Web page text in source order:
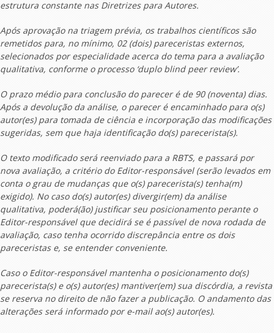
estrutura constante nas Diretrizes para Autores.
Após aprovação na triagem prévia, os trabalhos científicos são
remetidos para, no mínimo, 02 (dois) pareceristas externos,
selecionados por especialidade acerca do tema para a avaliação
qualitativa, conforme o processo ‘duplo blind peer review’.
O prazo médio para conclusão do parecer é de 90 (noventa) dias.
Após a devolução da análise, o parecer é encaminhado para o(s)
autor(es) para tomada de ciência e incorporação das modificações
sugeridas, sem que haja identificação do(s) parecerista(s).
O texto modificado será reenviado para a RBTS, e passará por
nova avaliação, a critério do Editor-responsável (serão levados em
conta o grau de mudanças que o(s) parecerista(s) tenha(m)
exigido). No caso do(s) autor(es) divergir(em) da análise
qualitativa, poderá(ão) justificar seu posicionamento perante o
Editor-responsável que decidirá se é passível de nova rodada de
avaliação, caso tenha ocorrido discrepância entre os dois
pareceristas e, se entender conveniente.
Caso o Editor-responsável mantenha o posicionamento do(s)
parecerista(s) e o(s) autor(es) mantiver(em) sua discórdia, a revista
se reserva no direito de não fazer a publicação. O andamento das
alterações será informado por e-mail ao(s) autor(es).